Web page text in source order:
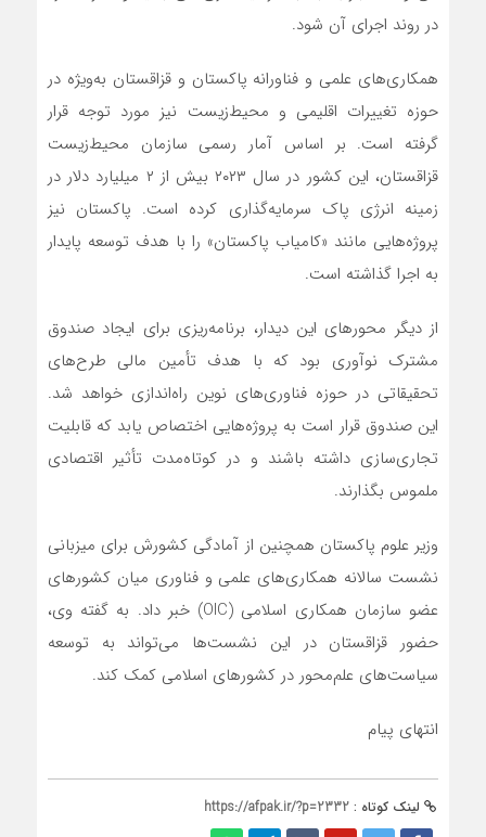
در روند اجرای آن شود.
همکاری‌های علمی و فناورانه پاکستان و قزاقستان به‌ویژه در
حوزه تغییرات اقلیمی و محیط‌زیست نیز مورد توجه قرار
گرفته است. بر اساس آمار رسمی سازمان محیط‌زیست
قزاقستان، این کشور در سال ۲۰۲۳ بیش از ۲ میلیارد دلار در
زمینه انرژی پاک سرمایه‌گذاری کرده است. پاکستان نیز
پروژه‌هایی مانند «کامیاب پاکستان» را با هدف توسعه پایدار
به اجرا گذاشته است.
از دیگر محورهای این دیدار، برنامه‌ریزی برای ایجاد صندوق
مشترک نوآوری بود که با هدف تأمین مالی طرح‌های
تحقیقاتی در حوزه فناوری‌های نوین راه‌اندازی خواهد شد.
این صندوق قرار است به پروژه‌هایی اختصاص یابد که قابلیت
تجاری‌سازی داشته باشند و در کوتاه‌مدت تأثیر اقتصادی
ملموس بگذارند.
وزیر علوم پاکستان همچنین از آمادگی کشورش برای میزبانی
نشست سالانه همکاری‌های علمی و فناوری میان کشورهای
عضو سازمان همکاری اسلامی (OIC) خبر داد. به گفته وی،
حضور قزاقستان در این نشست‌ها می‌تواند به توسعه
سیاست‌های علم‌محور در کشورهای اسلامی کمک کند.
انتهای پیام
لینک کوتاه : https://afpak.ir/?p=2332